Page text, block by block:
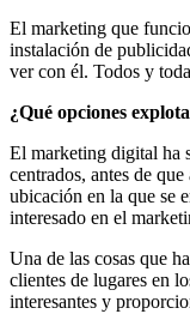
El marketing que
instalación de
ver con él. Todos y
¿Qué opciones
El marketing digital ha
centrados, antes de
ubicación en la que se
interesado en el
Una de las cosas que
clientes de lugares en
interesantes y